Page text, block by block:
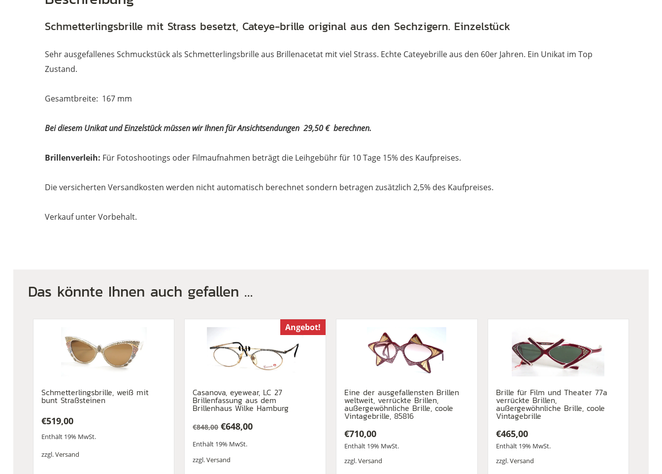
besetzt
Schmetterlingsbrille mit Strass besetzt, Cateye-brille original aus den Sechzigern. Einzelstück
Sehr ausgefallenes Schmuckstück als Schmetterlingsbrille aus Brillenacetat mit viel Strass. Echte Cateyebrille aus den 60er Jahren. Ein Unikat im Top
Zustand.
Gesamtbreite: 167 mm
Bei diesem Unikat und Einzelstück müssen wir Ihnen für Ansichtsendungen 29,50 € berechnen.
Brillenverleih: Für Fotoshootings oder Filmaufnahmen beträgt die Leihgebühr für 10 Tage 15% des Kaufpreises.
Die versicherten Versandkosten werden nicht automatisch berechnet sondern betragen zusätzlich 2,5% des Kaufpreises.
Verkauf unter Vorbehalt.
Das könnte Ihnen auch gefallen …
Schmetterlingsbrille, weiß mit
bunt Straßsteinen
€519,00
Enthält 19% MwSt.
zzgl.Versand
Angebot!
Casanova, eyewear, LC 27
Brillenfassung aus dem
Brillenhaus Wilke Hamburg
€848,00
Preis
war:
€848,00
€648,00
Preis
ist:
€648,00.
Enthält 19% MwSt.
zzgl.Versand
Eine der ausgefallensten Brillen
weltweit, verrückte Brillen,
außergewöhnliche Brille, coole
Vintagebrille, 85816
€710,00
Enthält 19% MwSt.
zzgl.Versand
Brille für Film und Theater 77a
verrückte Brillen,
außergewöhnliche Brille, coole
Vintagebrille
€465,00
Enthält 19% MwSt.
zzgl.Versand